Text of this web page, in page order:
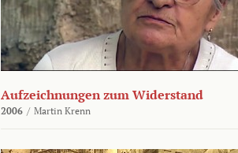
Aufzeichnungen zum Widerstand
2006 / Martin Krenn